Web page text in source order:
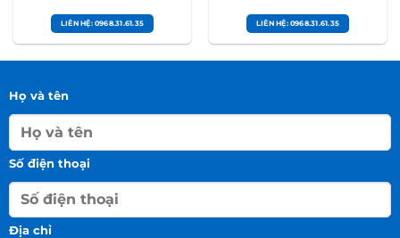
LIÊN HỆ: 0968.31.61.35 LIÊN HỆ: 0968.31.61.35
Họ và tên
Số điện thoại
Địa chỉ